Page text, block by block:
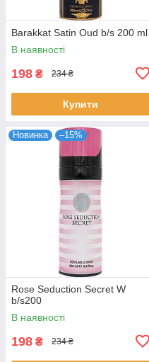
Barakkat Satin Oud b/s 200 ml
В наявності
198 ₴ 234 ₴
Купити
Новинка –15%
Rose Seduction Secret W
b/s200
В наявності
198 ₴ 234 ₴